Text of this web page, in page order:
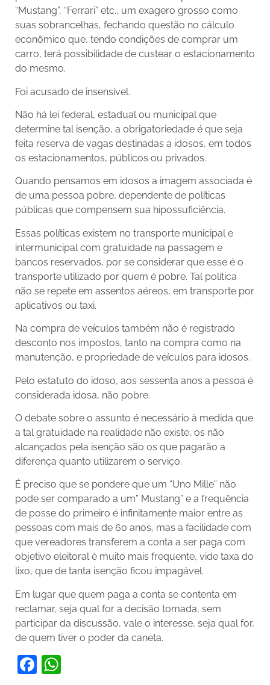
“Mustang”, “Ferrari” etc., um exagero grosso como
suas sobrancelhas, fechando questão no cálculo
econômico que, tendo condições de comprar um
carro, terá possibilidade de custear o estacionamento
do mesmo.
Foi acusado de insensível.
Não há lei federal, estadual ou municipal que
determine tal isenção, a obrigatoriedade é que seja
feita reserva de vagas destinadas a idosos, em todos
os estacionamentos, públicos ou privados.
Quando pensamos em idosos a imagem associada é
de uma pessoa pobre, dependente de políticas
públicas que compensem sua hipossuficiência.
Essas políticas existem no transporte municipal e
intermunicipal com gratuidade na passagem e
bancos reservados, por se considerar que esse é o
transporte utilizado por quem é pobre. Tal política
não se repete em assentos aéreos, em transporte por
aplicativos ou taxi.
Na compra de veículos também não é registrado
desconto nos impostos, tanto na compra como na
manutenção, e propriedade de veículos para idosos.
Pelo estatuto do idoso, aos sessenta anos a pessoa é
considerada idosa, não pobre.
O debate sobre o assunto é necessário à medida que
a tal gratuidade na realidade não existe, os não
alcançados pela isenção são os que pagarão a
diferença quanto utilizarem o serviço.
É preciso que se pondere que um “Uno Mille” não
pode ser comparado a um” Mustang” e a frequência
de posse do primeiro é infinitamente maior entre as
pessoas com mais de 60 anos, mas a facilidade com
que vereadores transferem a conta a ser paga com
objetivo eleitoral é muito mais frequente, vide taxa do
lixo, que de tanta isenção ficou impagável.
Em lugar que quem paga a conta se contenta em
reclamar, seja qual for a decisão tomada, sem
participar da discussão, vale o interesse, seja qual for,
de quem tiver o poder da caneta.
Facebook